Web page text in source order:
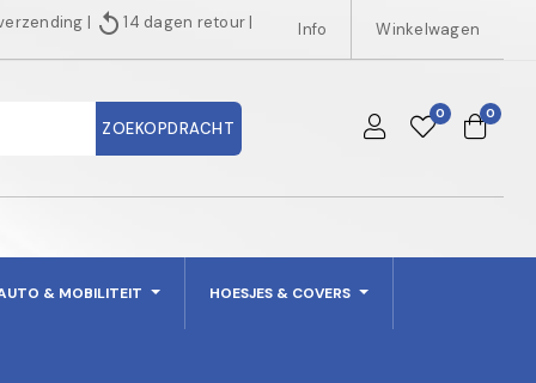
| replay14 dagen retour | Info Winkelwagen
ZOEKOPDRACHT
0 0
& MOBILITEIT HOESJES & COVERS